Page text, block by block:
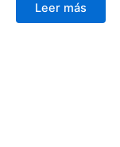
Leer más